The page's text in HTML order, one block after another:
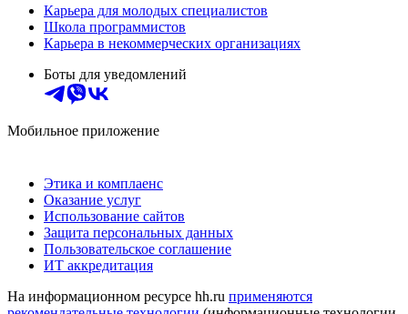
Карьера для молодых специалистов
Школа программистов
Карьера в некоммерческих организациях
Боты для уведомлений
Мобильное приложение
Этика и комплаенс
Оказание услуг
Использование сайтов
Защита персональных данных
Пользовательское соглашение
ИТ аккредитация
На информационном ресурсе hh.ru применяются